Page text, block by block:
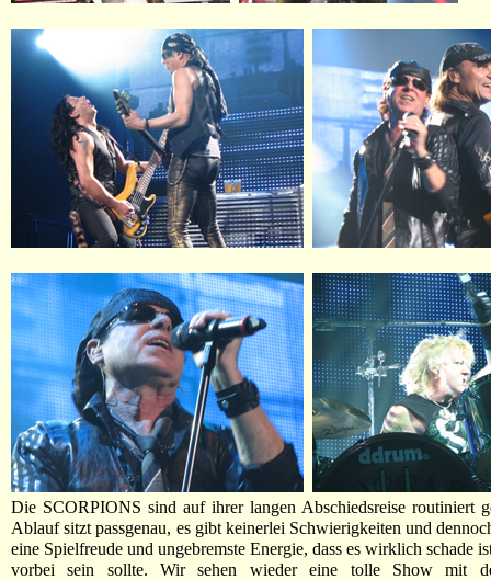
Die SCORPIONS sind auf ihrer langen Abschiedsreise routiniert
Ablauf sitzt passgenau, es gibt keinerlei Schwierigkeiten und
eine Spielfreude und ungebremste Energie, dass es wirklich schade
vorbei sein sollte. Wir sehen wieder eine tolle Show mit